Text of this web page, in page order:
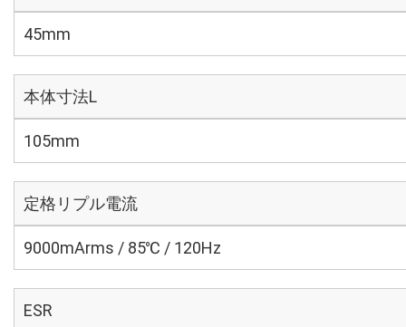
45mm
本体寸法L
105mm
定格リプル電流
9000mArms / 85℃ / 120Hz
ESR